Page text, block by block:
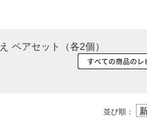
ペアセット（各2個）
並び順：